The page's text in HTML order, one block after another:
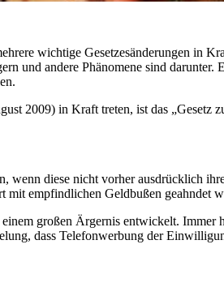
wichtige Gesetzesänderungen in
und andere Phänomene sind
2009) in Kraft treten, ist das „Gesetz
wenn diese nicht vorher ausdrücklich
mit empfindlichen Geldbußen
großen Ärgernis entwickelt.
dass Telefonwerbung der